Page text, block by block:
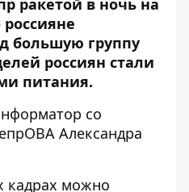
ракетой в ночь на
россияне
большую группу
россиян стали
питания.
со
Александра
кадрах можно